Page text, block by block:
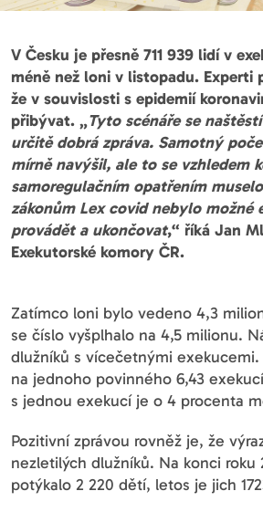
V Česku je přesně 711 939 lidí v
méně než loni v listopadu. Experti
že v souvislosti s epidemií
přibývat. „Tyto scénáře se
určitě dobrá zpráva. Samotný
mírně navýšil, ale to se vzhledem
samoregulačním opatřením
zákonům Lex covid nebylo možné
provádět a ukončovat,“ říká Jan
Exekutorské komory ČR.
Zatímco loni bylo vedeno 4,3
se číslo vyšplhalo na 4,5 milionu.
dlužníků s vícečetnými
na jednoho povinného 6,43
s jednou exekucí je o 4 procenta
Pozitivní zprávou rovněž je, že
nezletilých dlužníků. Na konci roku
potýkalo 2 220 dětí, letos je jich